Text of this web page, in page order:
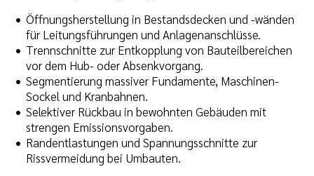
Öffnungsherstellung in Bestandsdecken und -wänden
für Leitungsführungen und Anlagenanschlüsse.
Trennschnitte zur Entkopplung von Bauteilbereichen
vor dem Hub- oder Absenkvorgang.
Segmentierung massiver Fundamente, Maschinen-
Sockel und Kranbahnen.
Selektiver Rückbau in bewohnten Gebäuden mit
strengen Emissionsvorgaben.
Randentlastungen und Spannungsschnitte zur
Rissvermeidung bei Umbauten.